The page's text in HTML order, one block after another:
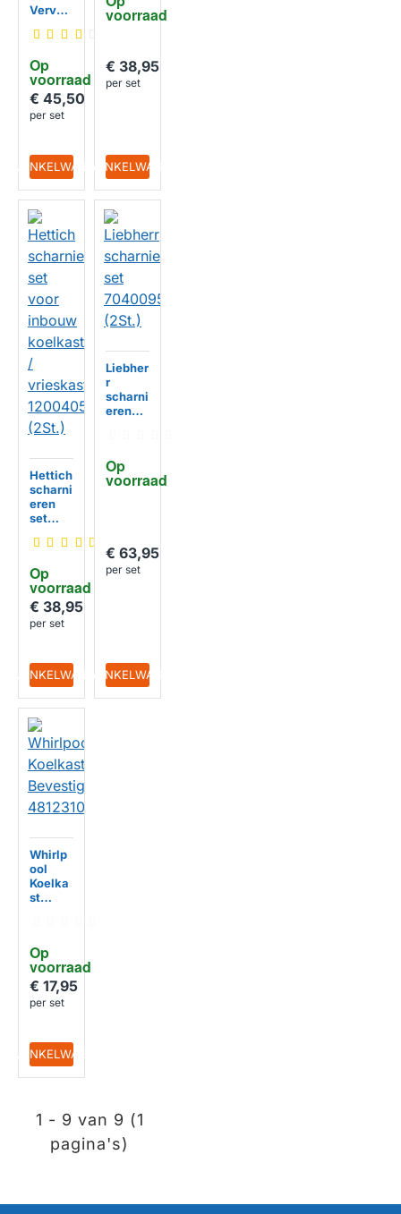
Op
voorraad
Vervan
charnie
koelka
st
004811
47 (2
stuks)
€ 45,50
per set
IN WINKELWAGEN
voorraad
018626
€ 38,95
per set
IN WINKELWAGEN
Op
voorraad
Hettich
scharni
eren
set
inbouw
st /
vrieska
st
12004
051
€ 38,95
per set
IN WINKELWAGEN
Op
voorraad
Liebher
r
scharni
eren
(2St.)
€ 63,95
per set
IN WINKELWAGEN
Op
voorraad
Whirlp
ool
Koelka
st
481231
019131
€ 17,95
per set
IN WINKELWAGEN
1 - 9 van 9 (1
pagina's)